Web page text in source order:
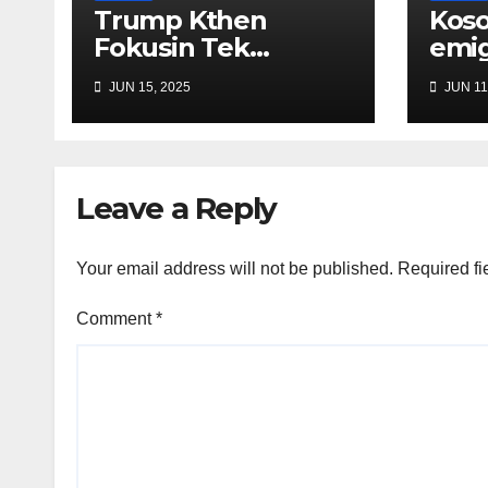
Trump Kthen
Fokusin Tek
Ballkani: “Serbia
dhe Kosova Ishin
Shumë Pranë
JUN 15, 2025 JUN
Leave a Reply
Your email address will not be published. Required
Comment*